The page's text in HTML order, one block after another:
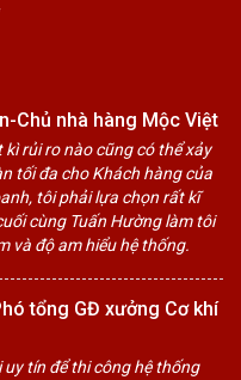
Chủ nhà hàng Mộc Việt
rủi ro nào cũng có thể xảy
tối đa cho Khách hàng của
tôi phải lựa chọn rất kĩ
cùng Tuấn Hường làm tôi
và độ am hiểu hệ thống.
tổng GĐ xưởng Cơ khí
uy tín để thi công hệ thống